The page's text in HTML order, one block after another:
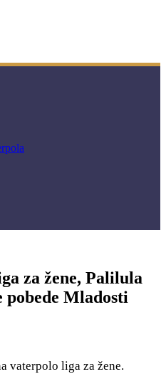
za žene, Palilula
pobede Mladosti
vaterpolo liga za žene.